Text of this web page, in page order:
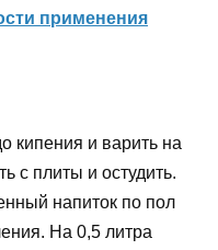
применения
кипения и варить на
с плиты и остудить.
напиток по пол
На 0,5 литра